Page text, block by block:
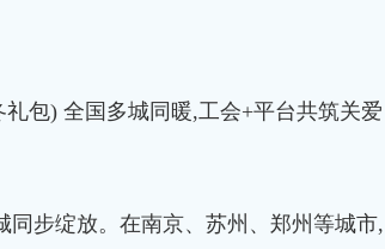
包) 全国多城同暖,工会+平台共筑关爱
步绽放。在南京、苏州、郑州等城市,